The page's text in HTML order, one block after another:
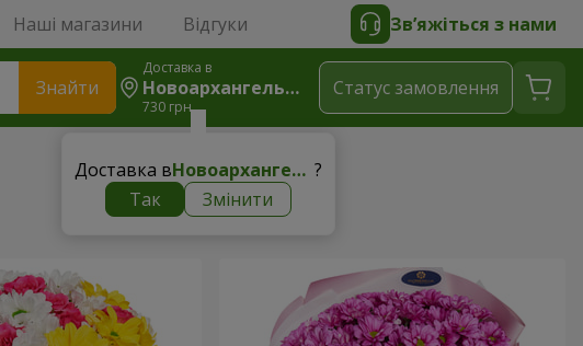
Наші магазини Відгуки Зв’яжіться з нами
Знайти
Доставка в
Новоархангельськ
730 грн
Доставка в Новоархангельськ ?
Так
Змінити
Статус замовлення